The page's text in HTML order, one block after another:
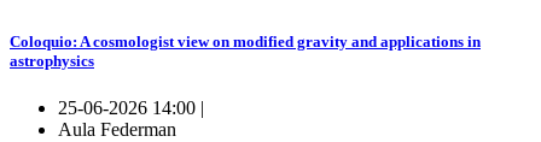
Coloquio: A cosmologist view on modified gravity and applications in
astrophysics
25-06-2026 14:00 |
Aula Federman